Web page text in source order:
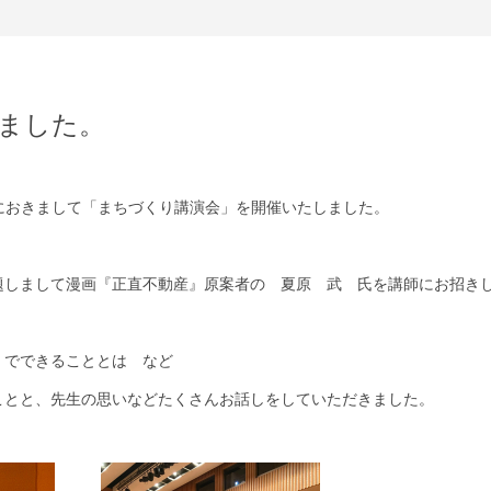
した。
きまして「まちづくり講演会」を開催いたしました。
しまして漫画『正直不動産』原案者の 夏原 武 氏を講師にお招き
でできることとは など
と、先生の思いなどたくさんお話しをしていただきました。